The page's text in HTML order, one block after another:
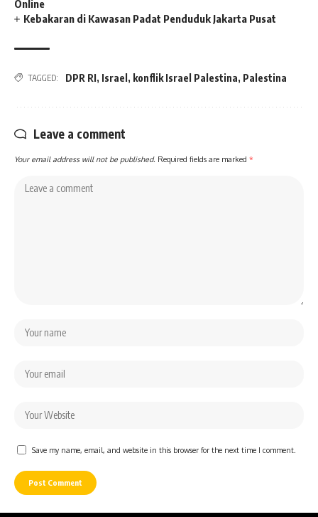
Online
Kebakaran di Kawasan Padat Penduduk Jakarta Pusat
TAGGED: DPR RI, Israel , konflik Israel Palestina, Palestina
Leave a comment
Your email address will not be published. Required fields are marked *
Save my name, email, and website in this browser for the next time I comment.